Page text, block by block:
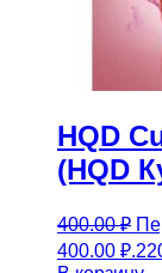
HQD
(HQD
400.00₽
400.00 ₽.